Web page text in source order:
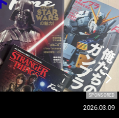
SPONSORED
2026.03.09